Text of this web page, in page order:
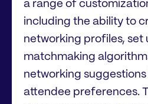
a range of
including the ability to
networking profiles, set
matchmaking
networking suggestions
attendee preferences.